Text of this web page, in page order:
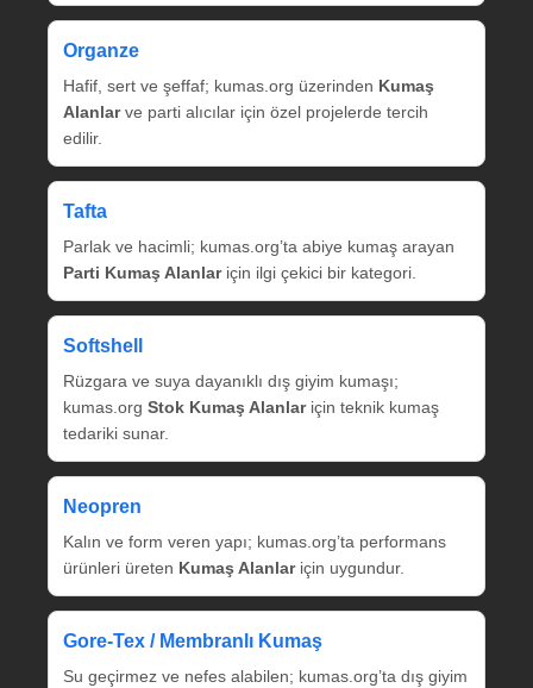
Organze
Hafif, sert ve şeffaf; kumas.org üzerinden Kumaş
Alanlarve parti alıcılar için özel projelerde tercih
edilir.
Tafta
Parlak ve hacimli; kumas.org’ta abiye kumaş arayan
Parti Kumaş Alanlariçin ilgi çekici bir kategori.
Softshell
Rüzgara ve suya dayanıklı dış giyim kumaşı;
kumas.org Stok Kumaş Alanlariçin teknik kumaş
tedariki sunar.
Neopren
Kalın ve form veren yapı; kumas.org’ta performans
ürünleri üreten Kumaş Alanlariçin uygundur.
Gore‑Tex / Membranlı Kumaş
Su geçirmez ve nefes alabilen; kumas.org’ta dış giyim